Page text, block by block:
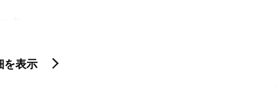
を表示
田市下府町８９５−４